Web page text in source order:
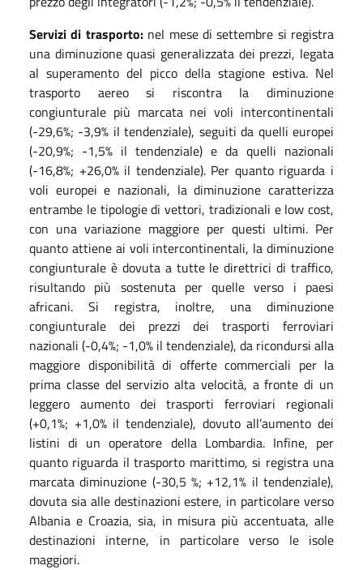
Servizi di trasporto:nel mese di settembre si registra
una diminuzione quasi generalizzata dei prezzi, legata
al superamento del picco della stagione estiva. Nel
trasporto aereo si riscontra la diminuzione
congiunturale più marcata nei voli intercontinentali
(-29,6%; -3,9% il tendenziale), seguiti da quelli europei
(-20,9%; -1,5% il tendenziale) e da quelli nazionali
(-16,8%; +26,0% il tendenziale). Per quanto riguarda i
voli europei e nazionali, la diminuzione caratterizza
entrambe le tipologie di vettori, tradizionali e low cost,
con una variazione maggiore per questi ultimi. Per
quanto attiene ai voli intercontinentali, la diminuzione
congiunturale è dovuta a tutte le direttrici di traffico,
risultando più sostenuta per quelle verso i paesi
africani. Si registra, inoltre, una diminuzione
congiunturale dei prezzi dei trasporti ferroviari
nazionali (-0,4%; -1,0% il tendenziale), da ricondursi alla
maggiore disponibilità di offerte commerciali per la
prima classe del servizio alta velocità, a fronte di un
leggero aumento dei trasporti ferroviari regionali
(+0,1%; +1,0% il tendenziale), dovuto all’aumento dei
listini di un operatore della Lombardia. Infine, per
quanto riguarda il trasporto marittimo, si registra una
marcata diminuzione (-30,5 %; +12,1% il tendenziale),
dovuta sia alle destinazioni estere, in particolare verso
Albania e Croazia, sia, in misura più accentuata, alle
destinazioni interne, in particolare verso le isole
maggiori.